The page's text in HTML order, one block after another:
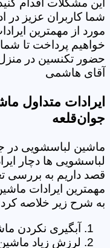
این مشکلات اقدام
شما کاربران عزیز در
مورد از مهمترین
خواهیم پرداخت تا
آقای هاشمی
ایرادات متداول
جوان‌قلعه
ماشین لباسشویی در
لباسشویی ها دچار
قصد داریم به بررسی
مهمترین ایرادات
به شرح زیر خلاصه
آبگیری نکردن
لرزش زیاد